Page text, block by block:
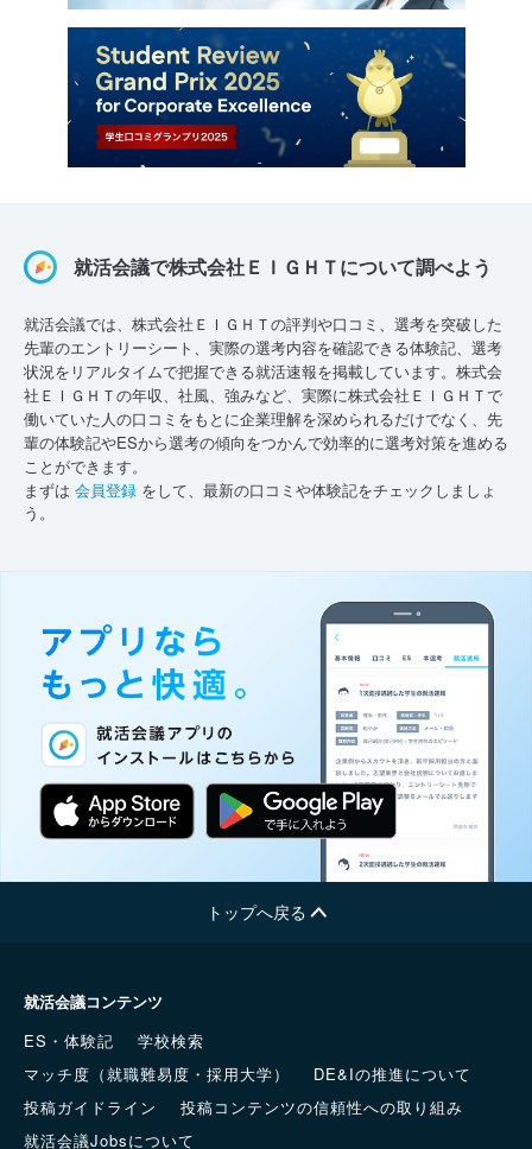
就活会議で株式会社ＥＩＧＨＴについて調べよう
就活会議では、株式会社ＥＩＧＨＴの評判や口コミ、選考を突破した
先輩のエントリーシート、実際の選考内容を確認できる体験記、選考
状況をリアルタイムで把握できる就活速報を掲載しています。株式会
社ＥＩＧＨＴの年収、社風、強みなど、実際に株式会社ＥＩＧＨＴで
働いていた人の口コミをもとに企業理解を深められるだけでなく、先
輩の体験記やESから選考の傾向をつかんで効率的に選考対策を進める
ことができます。
まずは 会員登録 をして、最新の口コミや体験記をチェックしましょ
う。
トップへ戻る
就活会議コンテンツ
ES・体験記
学校検索
マッチ度（就職難易度・採用大学）
DE&Iの推進について
投稿ガイドライン
投稿コンテンツの信頼性への取り組み
就活会議Jobsについて